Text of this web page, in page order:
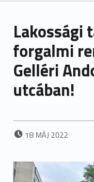
Lakossági
forgalmi
Gelléri
utcában!
POSTED ON:
18 MÁJ 2022